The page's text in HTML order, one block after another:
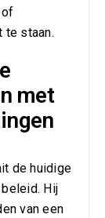
te staan.
met
de huidige
Hij
van een